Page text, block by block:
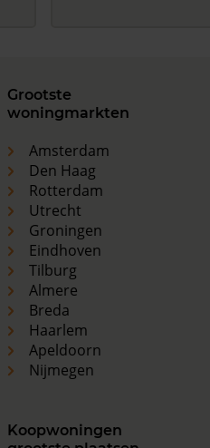
Grootste
woningmarkten
Amsterdam
Den Haag
Rotterdam
Utrecht
Groningen
Eindhoven
Tilburg
Almere
Breda
Haarlem
Apeldoorn
Nijmegen
Koopwoningen